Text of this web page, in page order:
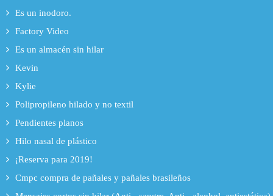
Es un inodoro.
Factory Video
Es un almacén sin hilar
Kevin
Kylie
Polipropileno hilado y no textil
Pendientes planos
Hilo nasal de plástico
¡Reserva para 2019!
Cmpc compra de pañales y pañales brasileños